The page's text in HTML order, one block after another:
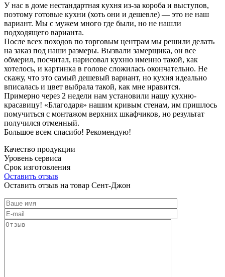
У нас в доме нестандартная кухня из-за короба и выступов,
поэтому готовые кухни (хоть они и дешевле) — это не наш
вариант. Мы с мужем много где были, но не нашли
подходящего варианта.
После всех походов по торговым центрам мы решили делать
на заказ под наши размеры. Вызвали замерщика, он все
обмерил, посчитал, нарисовал кухню именно такой, как
хотелось, и картинка в голове сложилась окончательно. Не
скажу, что это самый дешевый вариант, но кухня идеально
вписалась и цвет выбрала такой, как мне нравится.
Примерно через 2 недели нам установили нашу кухню-
красавицу! «Благодаря» нашим кривым стенам, им пришлось
помучиться с монтажом верхних шкафчиков, но результат
получился отменный.
Большое всем спасибо! Рекомендую!
Качество продукции
Уровень сервиса
Срок изготовления
Оставить отзыв
Оставить отзыв на товар Сент-Джон